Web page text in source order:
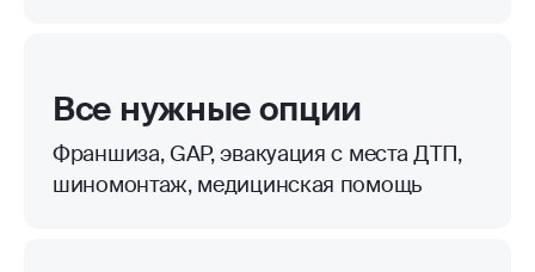
Все нужные опции
Франшиза, GAP, эвакуация с места ДТП,
шиномонтаж, медицинская помощь